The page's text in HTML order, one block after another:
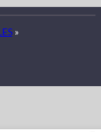
»